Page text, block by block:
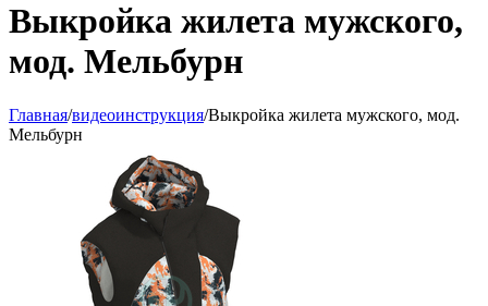
Выкройка жилета мужского,
мод. Мельбурн
Главная/видеоинструкция/Выкройка жилета мужского, мод.
Мельбурн